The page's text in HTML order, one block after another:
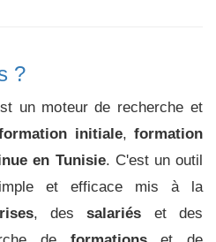
?
un moteur de recherche et
initiale,formation
en Tunisie. C'est un outil
et efficace mis à la
, dessalariés et des